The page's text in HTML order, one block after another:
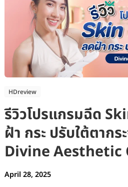
HDreview
รีวิวโปรแกรมฉีด
ฝ้า กระ ปรับใต้ตากร
Divine Aesthetic
April 28, 2025